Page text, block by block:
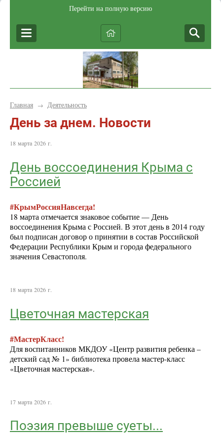
Перейти на полную версию
Главная → Деятельность
День за днем. Новости
18 марта 2026 г.
День воссоединения Крыма с
Россией
#КрымРоссияНавсегда!
18 марта отмечается знаковое событие — День
воссоединения Крыма с Россией. В этот день в 2014 году
был подписан договор о принятии в состав Российской
Федерации Республики Крым и города федерального
значения Севастополя.
18 марта 2026 г.
Цветочная мастерская
#МастерКласс!
Для воспитанников МКДОУ «Центр развития ребенка –
детский сад № 1» библиотека провела мастер-класс
«Цветочная мастерская».
17 марта 2026 г.
Поэзия превыше суеты...